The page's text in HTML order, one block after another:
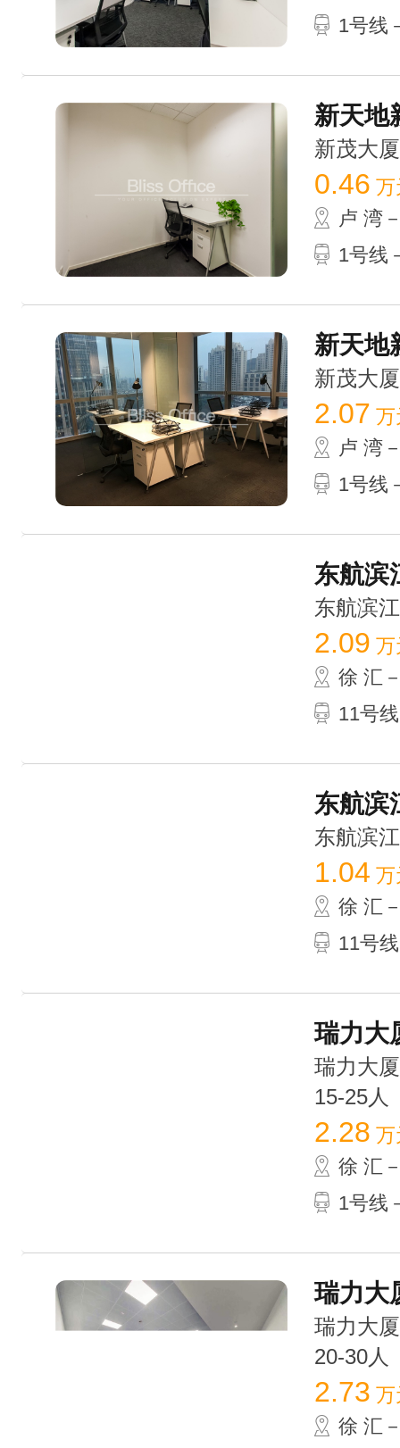
1号线
新天地
新茂大
0.46 万
卢 湾
1号线
新天地
新茂大
2.07 万
卢 湾
1号线
东航滨
东航滨
2.09 万
徐 汇
11号
东航滨
东航滨
1.04 万
徐 汇
11号
瑞力大
瑞力大
15-25人
2.28 万
徐 汇
1号线
瑞力大
瑞力大
20-30人
2.73 万
徐 汇